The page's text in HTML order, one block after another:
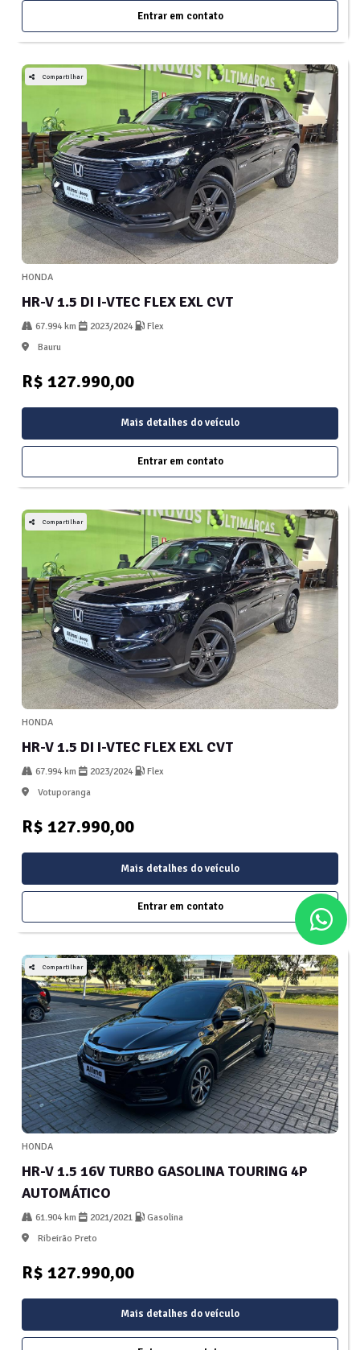
Entrar em contato
Compartilhar
HONDA
HR-V 1.5 DI I-VTEC FLEX EXL CVT
67.994 km 2023/2024
Flex
Bauru
R$ 127.990,00
Mais detalhes do veículo
Entrar em contato
Compartilhar
HONDA
HR-V 1.5 DI I-VTEC FLEX EXL CVT
67.994 km 2023/2024
Flex
Votuporanga
R$ 127.990,00
Mais detalhes do veículo
Entrar em contato
Compartilhar
HONDA
HR-V 1.5 16V TURBO GASOLINA TOURING 4P
AUTOMÁTICO
61.904 km 2021/2021
Gasolina
Ribeirão Preto
R$ 127.990,00
Mais detalhes do veículo